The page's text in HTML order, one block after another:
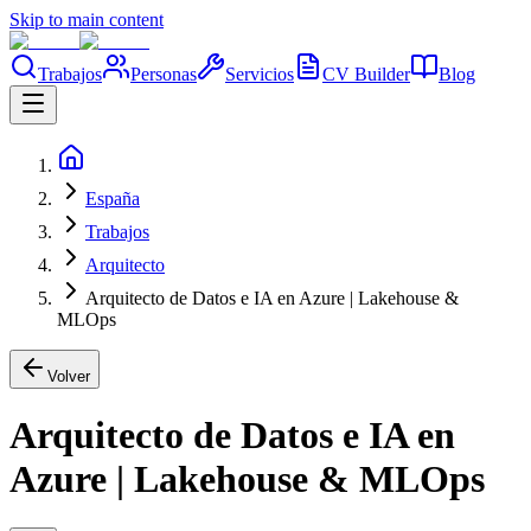
Skip to main content
Trabajos Personas Servicios CV Builder Blog
España
Trabajos
Arquitecto
Arquitecto de Datos e IA en Azure | Lakehouse &
MLOps
Volver
Arquitecto de Datos e IA en
Azure | Lakehouse & MLOps